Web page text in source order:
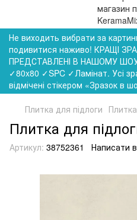
Не виходить вибрати за
подивитися наживо! КРАЩІ
ПРЕДСТАВЛЕНІ В НАШОМУ
✓80x80 ✓SPC ✓Ламінат. Усі
відмічені стікером «Зразок в
Плитка для підлоги
Плитка для
Артикул: 38752361 Написати